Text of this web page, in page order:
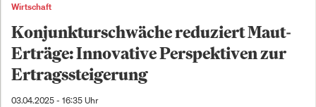
Wirtschaft
Konjunkturschwäche reduziert Maut-
Erträge: Innovative Perspektiven zur
Ertragssteigerung
03.04.2025 - 16:35 Uhr